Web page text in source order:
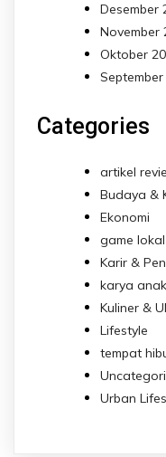
Desember
November
Oktober
September
Categories
artikel
Budaya &
Ekonomi
game lokal
Karir &
karya
Kuliner &
Lifestyle
tempat
Urban